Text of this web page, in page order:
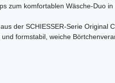
zum komfortablen Wäsche-Duo
der SCHIESSER-Serie Original
formstabil, weiche